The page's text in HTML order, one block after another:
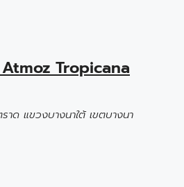
Tropicana
ด แขวงบางนาใต้ เขตบางนา